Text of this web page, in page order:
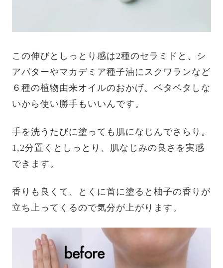
この伸びとしっとり感は2種のセラミドと、シ
アバターやマカデミア種子油にスクワランなど
６種の植物由来オイルのおかげ。ベタベタしな
いから使い勝手もいいんです。
手を洗うたびに塗っても肌になじんでさらり。
1,2分置くとしっとり、肌なじみの良さを実感
できます。
香りも良くて、とくに首に塗ると柚子の香りが
立ち上ってくるので気分が上がります。